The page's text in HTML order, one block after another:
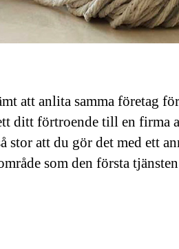
att anlita samma företag
ditt förtroende till en firma
stor att du gör det med ett
som den första